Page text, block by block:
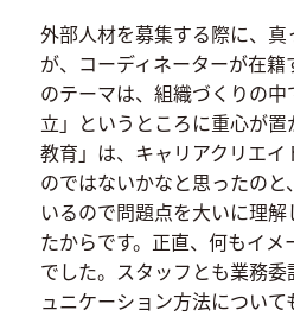
外部人材を募集する際に、
が、コーディネーターが在
のテーマは、組織づくりの
立」というところに重心が置
教育」は、キャリアクリエ
のではないかなと思ったの
いるので問題点を大いに理
たからです。正直、何もイ
でした。スタッフとも業務委
ュニケーション方法について